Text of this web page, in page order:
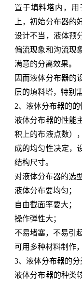
置于填料塔内，
上，初始分布器的
设计不当，液体预
偏流现象和沟流现
满意的分离效果。
因而液体分布器的
层的填料塔，特别
2、液体分布器的的
液体分布器的性能
积上的布液点数）
成的均匀性决定，
结构尺寸。
对液体分布器的选
液体分布要均匀；
自由截面率要大；
操作弹性大；
不易堵塞，不易引
可用多种材料制作
3、液体分布器的分
液体分布器的种类